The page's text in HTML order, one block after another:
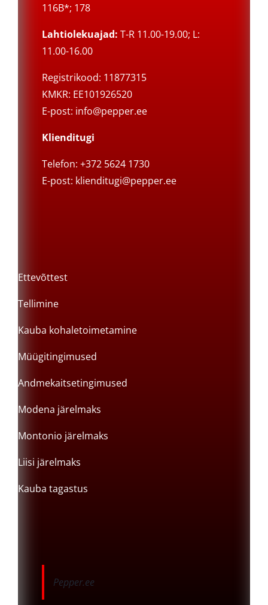
116B*; 178
Lahtiolekuajad: T-R 11.00-19.00; L:
11.00-16.00
Registrikood: 11877315
KMKR: EE101926520
E-post: info@pepper.ee
Klienditugi
Telefon: +372 5624 1730
E-post: klienditugi@pepper.ee
Ettevõttest
Tellimine
Kauba kohaletoimetamine
Müügitingimused
Andmekaitsetingimused
Modena järelmaks
Montonio järelmaks
Liisi järelmaks
Kauba tagastus
Pepper.ee